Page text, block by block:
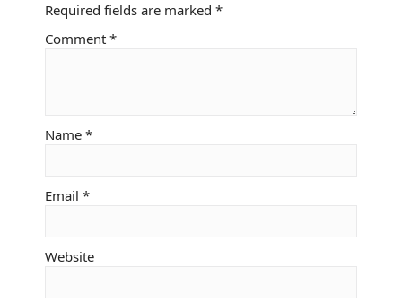
Required fields are marked *
Comment *
Name *
Email *
Website